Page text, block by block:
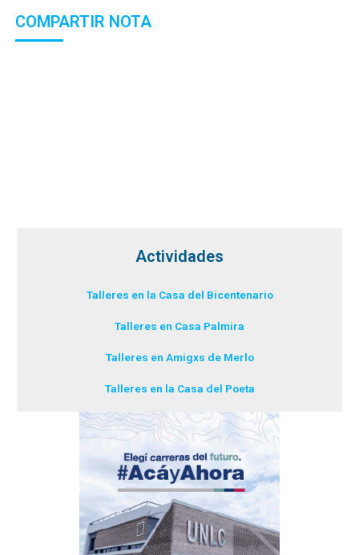
COMPARTIR NOTA
Actividades
Talleres en la Casa del Bicentenario
Talleres en Casa Palmira
Talleres en Amigxs de Merlo
Talleres en la Casa del Poeta